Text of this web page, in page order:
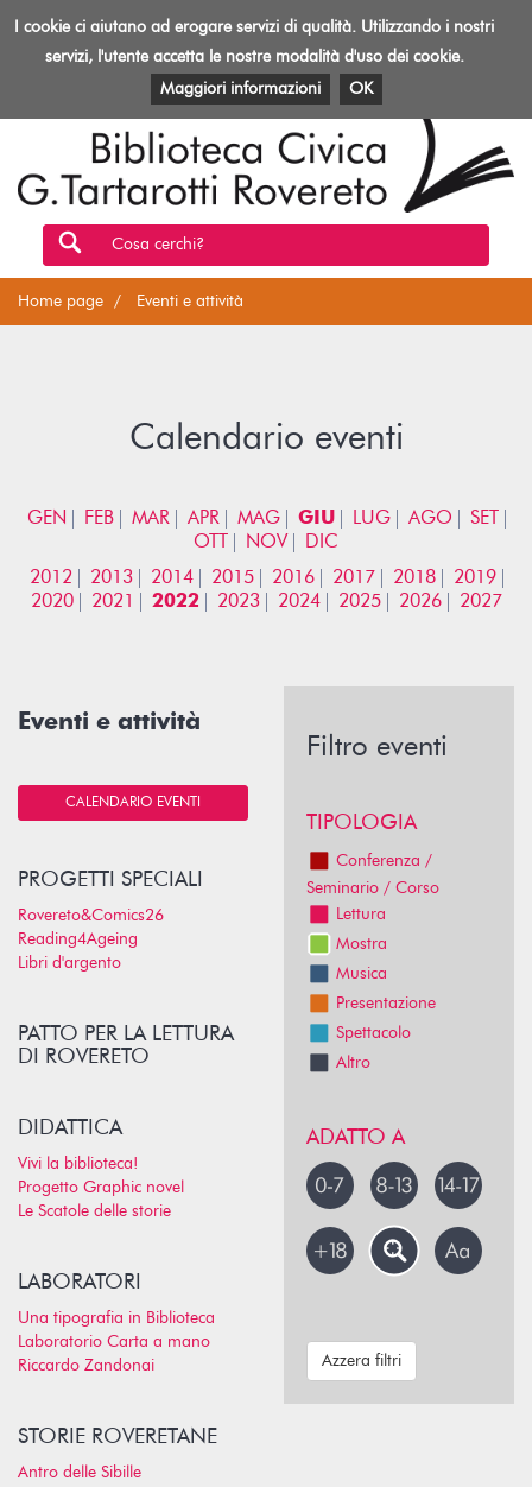
Toggle
Biblioteca
Rovereto
EVENTI E ATTIVITÀ PATRIMONIO E RISORSE
Cosa cerchi?
Home page Eventi e attività
Calendario eventi
GEN FEB MAR APR MAG GIU LUG AGO
SET
OTT
NOV
DIC
2012
2013 2014 2015 2016 2017 2018
2019
2020
2021 2022 2023 2024 2025 2026 2027
Eventi e attività
CALENDARIO EVENTI
PROGETTI SPECIALI
Rovereto&Comics26
Reading4Ageing
Libri d'argento
PATTO PER LA LETTURA
DI ROVERETO
DIDATTICA
Vivi la biblioteca!
Progetto Graphic novel
Le Scatole delle storie
LABORATORI
Una tipografia in Biblioteca
Laboratorio Carta a mano
Riccardo Zandonai
STORIE ROVERETANE
Antro delle Sibille
Filtro eventi
TIPOLOGIA
Conferenza /
Seminario / Corso
Lettura
Mostra
Musica
Presentazione
Spettacolo
Altro
ADATTO A
Azzera filtri
I cookie ci aiutano ad erogare servizi di qualità. Utilizzando i nostri
servizi, l'utente accetta le nostre modalità d'uso dei cookie.
Maggiori informazioni
OK